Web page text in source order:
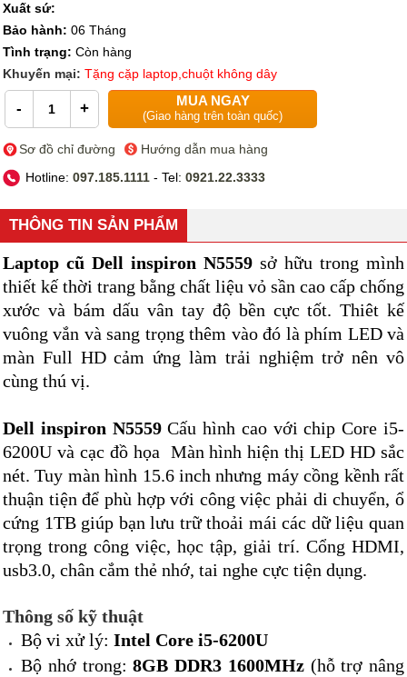
Xuất sứ:
Bảo hành: 06 Tháng
Tình trạng: Còn hàng
Khuyến mại: Tặng cặp laptop,chuột không dây
- + MUA NGAY
(Giao hàng trên toàn quốc)
Sơ đồ chỉ đường
Hướng dẫn mua hàng
Hotline: 097.185.1111 - Tel: 0921.22.3333
THÔNG TIN SẢN PHẨM
Laptop cũ Dell inspiron N5559 sở hữu trong mình
thiết kế thời trang bằng chất liệu vỏ sần cao cấp chống
xước và bám dấu vân tay độ bền cực tốt. Thiêt kế
vuông vắn và sang trọng thêm vào đó là phím LED và
màn Full HD cảm ứng làm trải nghiệm trở nên vô
cùng thú vị.
Dell inspiron N5559Cấu hình cao với chip Core i5-
6200U và cạc đồ họa Màn hình hiện thị LED HD sắc
nét. Tuy màn hình 15.6 inch nhưng máy cồng kềnh rất
thuận tiện để phù hợp với công việc phải di chuyển, ổ
cứng 1TB giúp bạn lưu trữ thoải mái các dữ liệu quan
trọng trong công việc, học tập, giải trí. Cổng HDMI,
usb3.0, chân cắm thẻ nhớ, tai nghe cực tiện dụng.
Thông số kỹ thuật
Bộ vi xử lý: Intel Core i5-6200U
Bộ nhớ trong:8GB DDR3 1600MHz(hỗ trợ nâng